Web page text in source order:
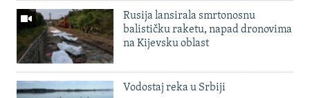
Rusija lansirala smrtonosnu
balističku raketu, napad dronovima
na Kijevsku oblast
Vodostaj reka u Srbiji